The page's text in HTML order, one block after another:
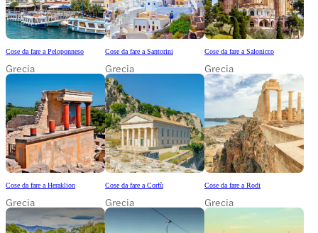
Cose da fare a Peloponneso
Grecia
Cose da fare a Santorini
Grecia
Cose da fare a Salonicco
Grecia
Cose da fare a Heraklion
Grecia
Cose da fare a Corfù
Grecia
Cose da fare a Rodi
Grecia